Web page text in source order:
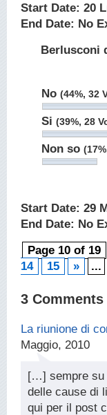
Start Date: 20
End Date: No
Berlusconi
No (44%, 32
Si (39%, 28
Non so
Start Date: 29
End Date: No
Page 10 of 19
14
15 » ...
3
La riunione di
Maggio, 2010
[…] sempre su
delle cause di
qui per il post